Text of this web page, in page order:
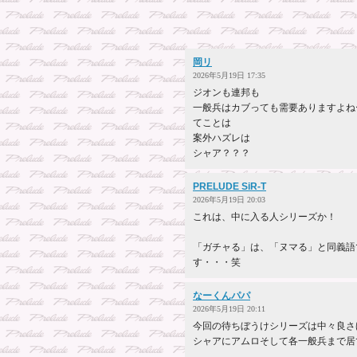
岡リ
2026年5月19日 17:35
ジオンも連邦も
一般兵はカブっても需要ありますよ
てことは
案外ハズレは
シャア？？？
PRELUDE SiR-T
2026年5月19日 20:03
これは、中に入る人シリーズか！
「ガチャる」は、「ヌマる」と同義
す・・・笑
なーくんパパ
2026年5月19日 20:11
今回の待ちぼうけシリーズは中々良
シャアにアムロそして各一般兵まで